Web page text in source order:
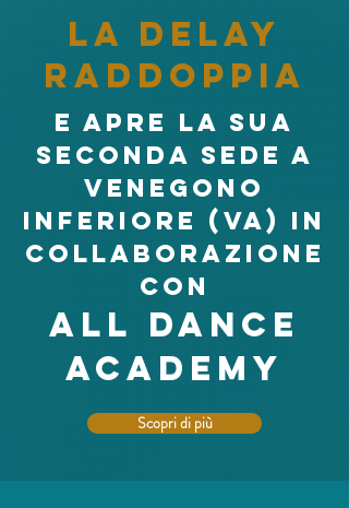
la delay
raddoppia
e apre la sua
seconda sede a
VENEGONO
INFERIORE (VA) in
collaborazione
con
ALL DANCE
ACADEMY
Scopri di più